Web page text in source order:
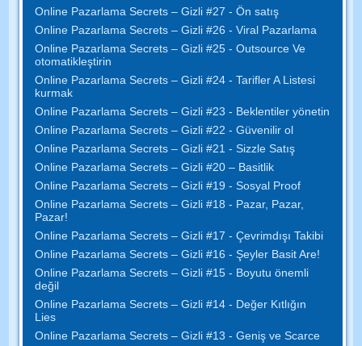
Online Pazarlama Secrets – Gizli #27 - Ön satış
Online Pazarlama Secrets – Gizli #26 - Viral Pazarlama
Online Pazarlama Secrets – Gizli #25 - Outsource Ve
otomatikleştirin
Online Pazarlama Secrets – Gizli #24 - Tarifler A Listesi
kurmak
Online Pazarlama Secrets – Gizli #23 - Beklentiler yönetin
Online Pazarlama Secrets – Gizli #22 - Güvenilir ol
Online Pazarlama Secrets – Gizli #21 - Sizzle Satış
Online Pazarlama Secrets – Gizli #20 – Basitlik
Online Pazarlama Secrets – Gizli #19 - Sosyal Proof
Online Pazarlama Secrets – Gizli #18 - Pazar, Pazar,
Pazar!
Online Pazarlama Secrets – Gizli #17 - Çevrimdışı Takibi
Online Pazarlama Secrets – Gizli #16 - Şeyler Basit Are!
Online Pazarlama Secrets – Gizli #15 - Boyutu önemli
değil
Online Pazarlama Secrets – Gizli #14 - Değer Kıtlığın
Lies
Online Pazarlama Secrets – Gizli #13 - Geniş ve Scarce